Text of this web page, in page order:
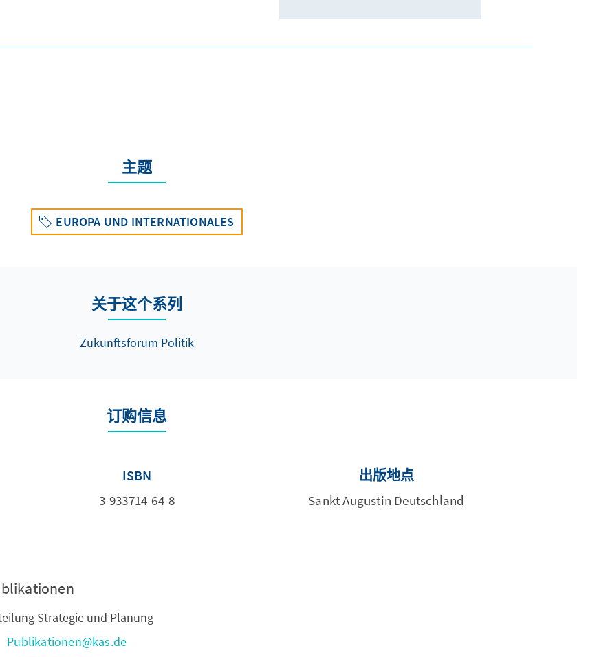
主题
EUROPA UND INTERNATIONALES
关于这个系列
Zukunftsforum Politik
订购信息
ISBN
3-933714-64-8
出版地点
Sankt Augustin Deutschland
Strategie und Planung
Publikationen@kas.de